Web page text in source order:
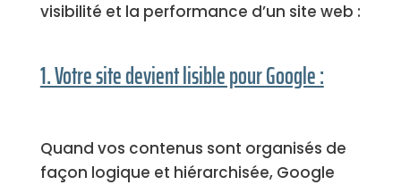
visibilité et la performance d’un site web :
1. Votre site devient lisible pour Google :
Quand vos contenus sont organisés de
façon logique et hiérarchisée, Google